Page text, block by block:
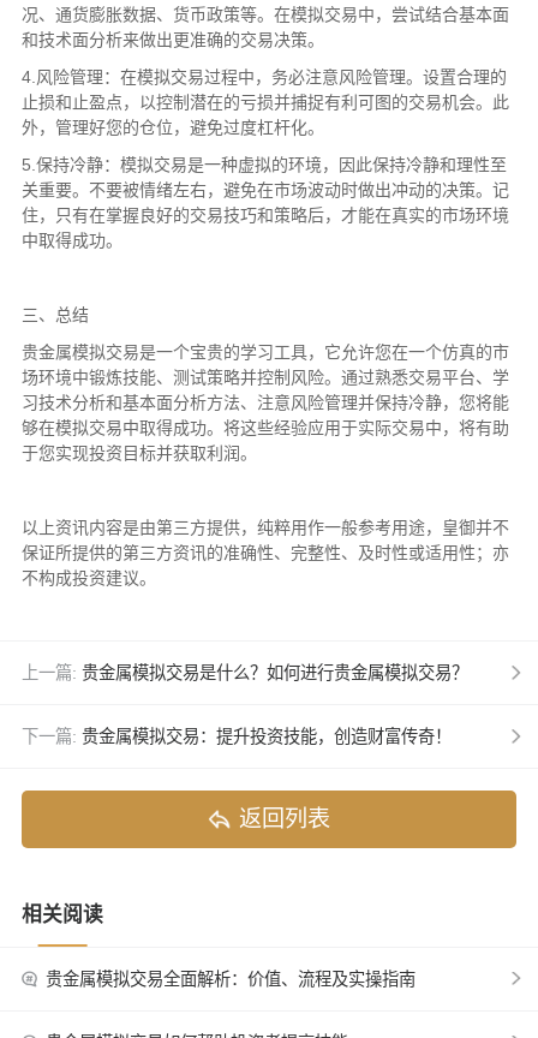
况、通货膨胀数据、货币政策等。在模拟交易中，尝试结合基本面
和技术面分析来做出更准确的交易决策。
4.风险管理：在模拟交易过程中，务必注意风险管理。设置合理的
止损和止盈点，以控制潜在的亏损并捕捉有利可图的交易机会。此
外，管理好您的仓位，避免过度杠杆化。
5.保持冷静：模拟交易是一种虚拟的环境，因此保持冷静和理性至
关重要。不要被情绪左右，避免在市场波动时做出冲动的决策。记
住，只有在掌握良好的交易技巧和策略后，才能在真实的市场环境
中取得成功。
三、总结
贵金属模拟交易是一个宝贵的学习工具，它允许您在一个仿真的市
场环境中锻炼技能、测试策略并控制风险。通过熟悉交易平台、学
习技术分析和基本面分析方法、注意风险管理并保持冷静，您将能
够在模拟交易中取得成功。将这些经验应用于实际交易中，将有助
于您实现投资目标并获取利润。
以上资讯内容是由第三方提供，纯粹用作一般参考用途，皇御并不
保证所提供的第三方资讯的准确性、完整性、及时性或适用性；亦
不构成投资建议。
上一篇: 贵金属模拟交易是什么？如何进行贵金属模拟交易？
下一篇: 贵金属模拟交易：提升投资技能，创造财富传奇！
返回列表
相关阅读
贵金属模拟交易全面解析：价值、流程及实操指南